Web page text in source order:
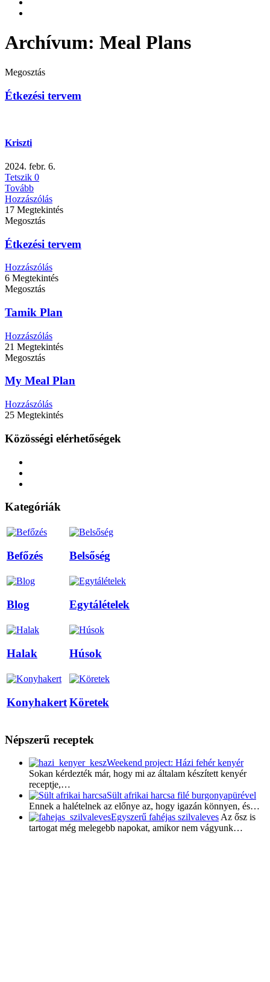
Archívum: Meal Plans
Megosztás
Étkezési tervem
Kriszti
2024. febr. 6.
Tetszik 0
Tovább
Hozzászólás
17 Megtekintés
Megosztás
Étkezési tervem
Hozzászólás
6 Megtekintés
Megosztás
Tamik Plan
Hozzászólás
21 Megtekintés
Megosztás
My Meal Plan
Hozzászólás
25 Megtekintés
Közösségi elérhetőségek
Kategóriák
Befőzés Belsőség
Blog Egytálételek
Halak Húsok
KonyhakertKöretek
Népszerű receptek
Weekend project: Házi fehér kenyér
Sokan kérdezték már, hogy mi az általam készített kenyér
receptje,…
Sült afrikai harcsa filé burgonyapürével
Ennek a halételnek az előnye az, hogy igazán könnyen, és…
Egyszerű fahéjas szilvalevesAz ősz is
tartogat még melegebb napokat, amikor nem vágyunk…